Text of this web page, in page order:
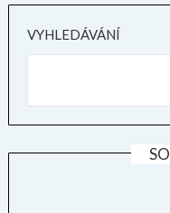
VYHLEDÁVÁNÍ